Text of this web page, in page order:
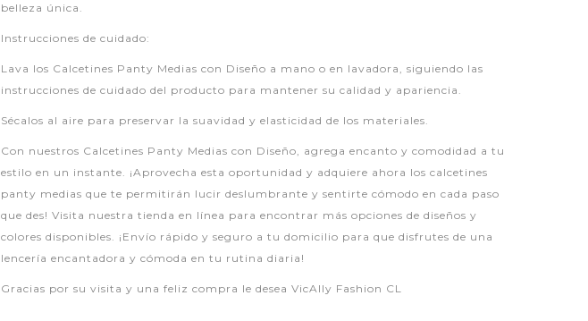
belleza única.
Instrucciones de cuidado:
Lava los Calcetines Panty Medias con Diseño a mano o en lavadora, siguiendo las
instrucciones de cuidado del producto para mantener su calidad y apariencia.
Sécalos al aire para preservar la suavidad y elasticidad de los materiales.
Con nuestros Calcetines Panty Medias con Diseño, agrega encanto y comodidad a tu
estilo en un instante. ¡Aprovecha esta oportunidad y adquiere ahora los calcetines
panty medias que te permitirán lucir deslumbrante y sentirte cómodo en cada paso
que des! Visita nuestra tienda en línea para encontrar más opciones de diseños y
colores disponibles. ¡Envío rápido y seguro a tu domicilio para que disfrutes de una
lencería encantadora y cómoda en tu rutina diaria!
Gracias por su visita y una feliz compra le desea VicAlly Fashion CL